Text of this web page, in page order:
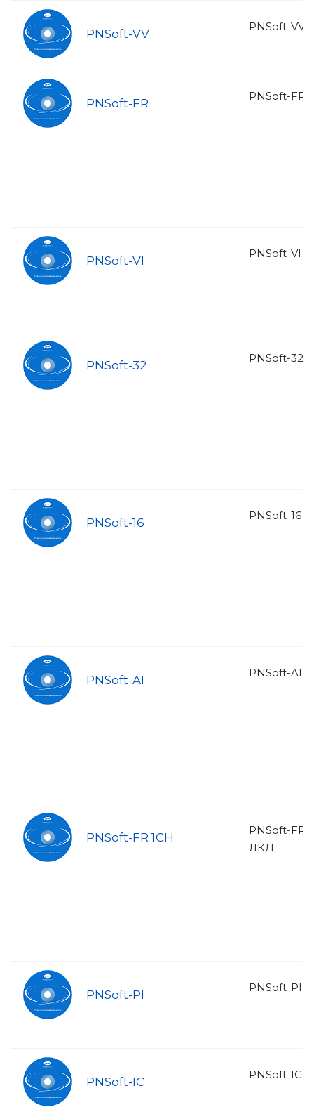
PNSoft-VV PNSoft-VV
PNSoft-FR PNSoft-FR
PNSoft-VI PNSoft-VI
PNSoft-32 PNSoft-32
PNSoft-16 PNSoft-16
PNSoft-AI PNSoft-AI
PNSoft-FR 1CH
PNSoft-FR
ЛКД
PNSoft-PI PNSoft-PI
PNSoft-IC PNSoft-IC